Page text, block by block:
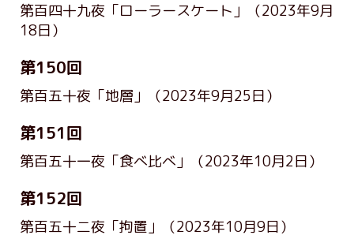
第百四十九夜「ローラースケート」
（2023年9月
18日）
第150回
第百五十夜「地層」 （2023年9月25日）
第151回
第百五十一夜「食べ比べ」 （2023年10月2日）
第152回
第百五十二夜「拘置」 （2023年10月9日）